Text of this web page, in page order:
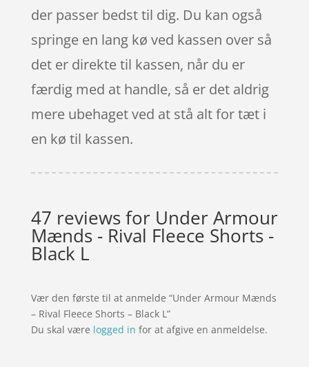
der passer bedst til dig. Du kan også
springe en lang kø ved kassen over så
det er direkte til kassen, når du er
færdig med at handle, så er det aldrig
mere ubehaget ved at stå alt for tæt i
en kø til kassen.
47 reviews for Under Armour
Mænds - Rival Fleece Shorts -
Black L
Vær den første til at anmelde “Under Armour Mænds
– Rival Fleece Shorts – Black L”
Du skal være logged in for at afgive en anmeldelse.